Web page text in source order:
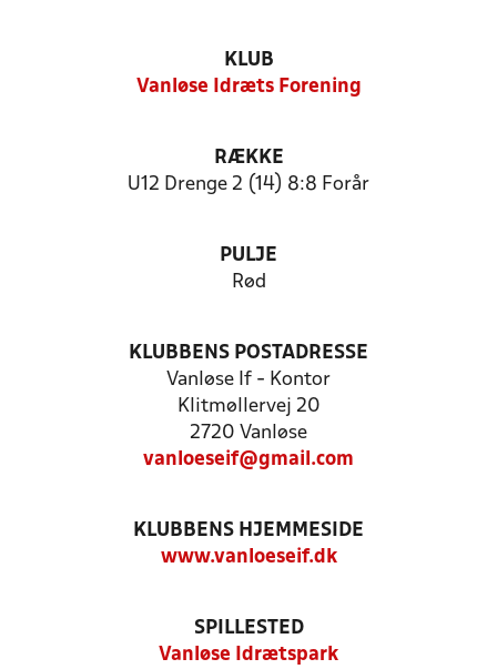
KLUB
Vanløse Idræts Forening
RÆKKE
U12 Drenge 2 (14) 8:8 Forår
PULJE
Rød
KLUBBENS POSTADRESSE
Vanløse If - Kontor
Klitmøllervej 20
2720 Vanløse
vanloeseif@gmail.com
KLUBBENS HJEMMESIDE
www.vanloeseif.dk
SPILLESTED
Vanløse Idrætspark